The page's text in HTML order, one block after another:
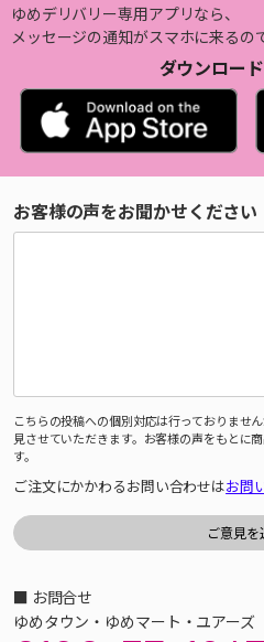
ゆめデリバリー専用アプリなら、
メッセージの通知がスマホに来るの
ダウンロー
お客様の声をお聞かせください
こちらの投稿への個別対応は行っておりませ
見させていただきます。お客様の声をもとに
す。
ご注文にかかわるお問い合わせはお問
■ お問合せ
ゆめタウン・ゆめマート・ユアーズ